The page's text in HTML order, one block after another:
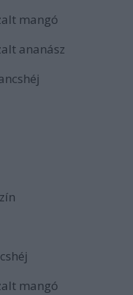
mangó
ananász
mangó